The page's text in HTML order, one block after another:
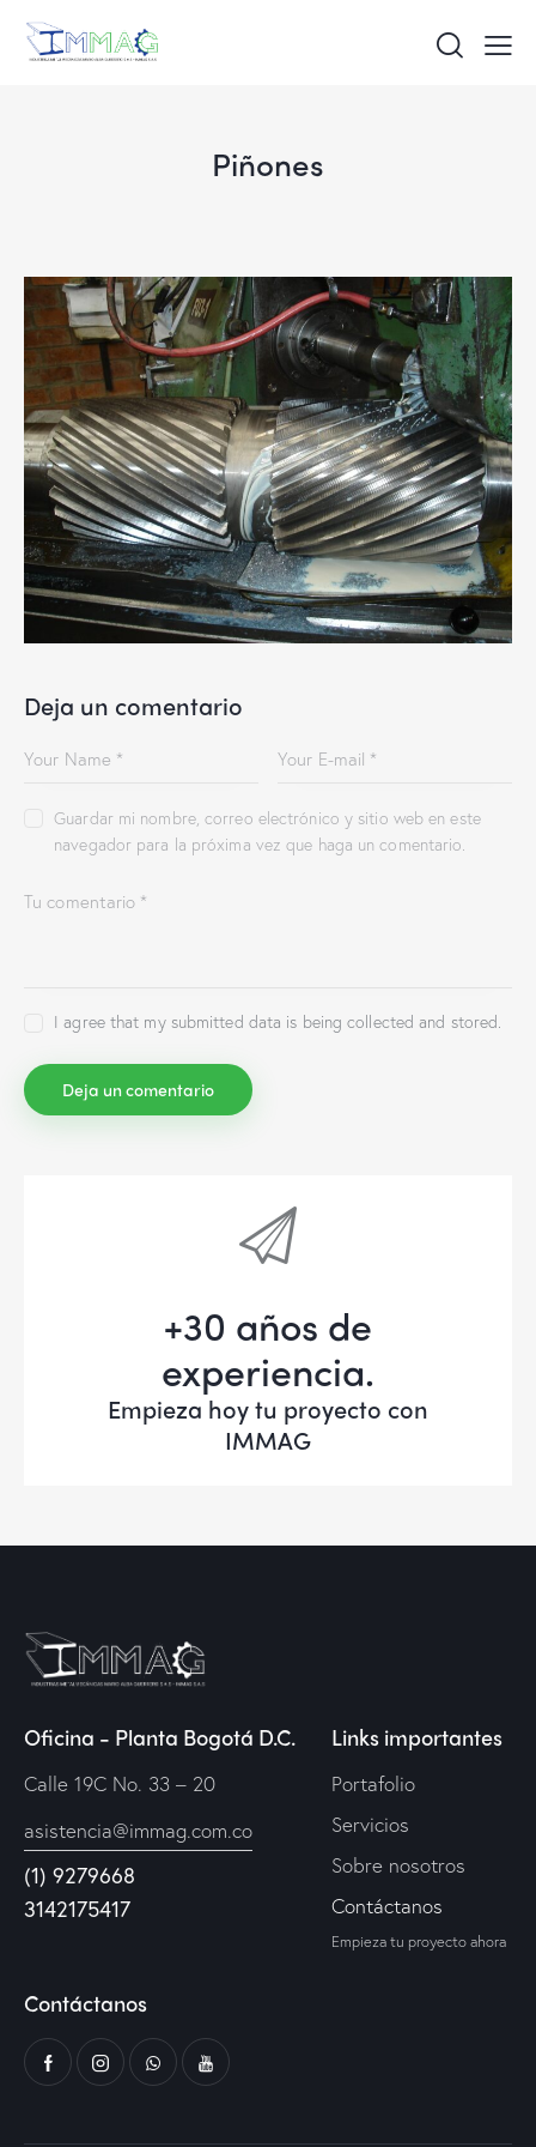
Piñones
Deja un comentario
Guardar mi nombre, correo electrónico y sitio web en este
navegador para la próxima vez que haga un comentario.
I agree that my submitted data is being collected and stored.
+30 años de
experiencia.
Empieza hoy tu proyecto con
IMMAG
Oficina - Planta Bogotá D.C.
Calle 19C No. 33 – 20
asistencia@immag.com.co
(1) 9279668
3142175417
Links importantes
Portafolio
Servicios
Sobre nosotros
Contáctanos
Empieza tu proyecto ahora
Contáctanos